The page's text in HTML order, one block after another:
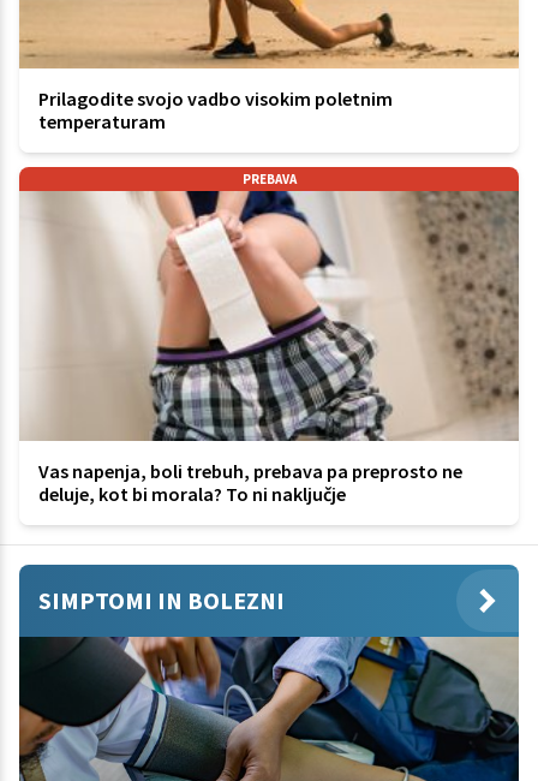
Prilagodite svojo vadbo visokim poletnim
temperaturam
PREBAVA
Vas napenja, boli trebuh, prebava pa preprosto ne
deluje, kot bi morala? To ni naključje
SIMPTOMI IN BOLEZNI